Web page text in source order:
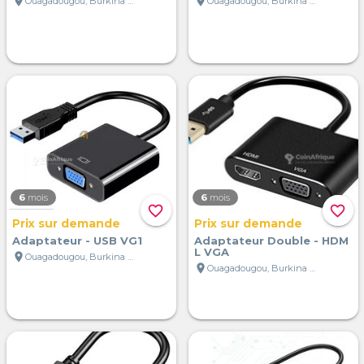
favorite_border
6 mois
Prix sur demande
Adaptateur - USB VG1
location_on
Ouagadougou, Burkina Faso
favorite_border
6 mois
Prix sur demande
Adaptateur Double - HDM
L VGA
location_on
Ouagadougou, Burkina Faso